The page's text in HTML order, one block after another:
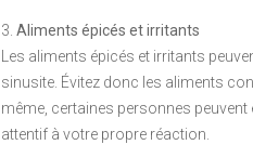
3. Aliments épicés et irritants
Les aliments épicés et irritants
sinusite. Évitez donc les aliments
même, certaines personnes
attentif à votre propre réaction.